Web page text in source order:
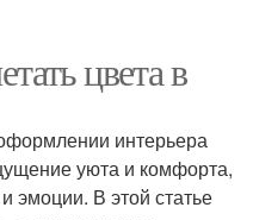
цвета в
интерьера
уюта и комфорта,
эмоции. В этой статье